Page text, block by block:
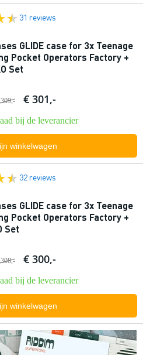
31 reviews
GLIDE case for 3x Teenage
Pocket Operators Factory +
Set
€ 301,-
bij de leverancier
winkelwagen
32 reviews
GLIDE case for 3x Teenage
Pocket Operators Factory +
Set
€ 300,-
bij de leverancier
winkelwagen